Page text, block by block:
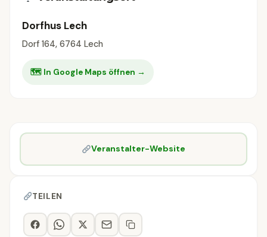
Dorfhus Lech
Dorf 164, 6764 Lech
🗺 In Google Maps öffnen →
Veranstalter-Website
TEILEN